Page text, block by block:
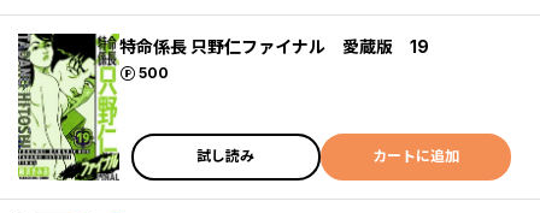
特命係長 只野仁ファイナル 愛蔵版 19
500
ポイント
試し読み カートに追加